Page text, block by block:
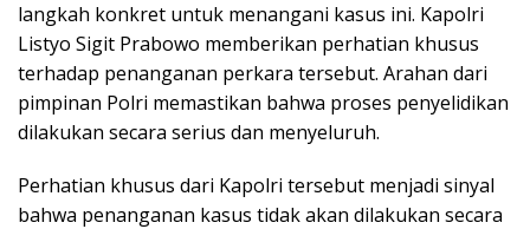
langkah konkret untuk menangani kasus ini. Kapolri
Listyo Sigit Prabowo memberikan perhatian khusus
terhadap penanganan perkara tersebut. Arahan dari
pimpinan Polri memastikan bahwa proses penyelidikan
dilakukan secara serius dan menyeluruh.
Perhatian khusus dari Kapolri tersebut menjadi sinyal
bahwa penanganan kasus tidak akan dilakukan secara